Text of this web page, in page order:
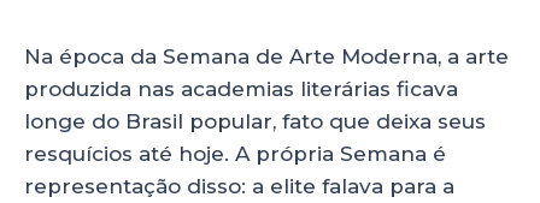
Na época da Semana de Arte Moderna, a arte
produzida nas academias literárias ficava
longe do Brasil popular, fato que deixa seus
resquícios até hoje. A própria Semana é
representação disso: a elite falava para a